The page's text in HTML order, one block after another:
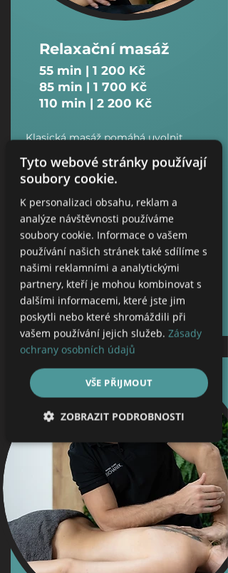
Relaxační masáž
55 min | 1 200 Kč
85 min | 1 700 Kč
110 min | 2 200 Kč
Klasická masáž pomáhá uvolnit
bolesti způsobené například
nevhodnými pracovními návyky nebo
a psychické napětí.
Více informací / Rezervovat
Tyto webové stránky používají
soubory cookie.
K personalizaci obsahu, reklam a
analýze návštěvnosti používáme
soubory cookie. Informace o vašem
používání našich stránek také sdílíme s
našimi reklamními a analytickými
partnery, kteří je mohou kombinovat s
dalšími informacemi, které jste jim
poskytli nebo které shromáždili při
vašem používání jejich služeb. Zásady
ochrany osobních údajů
VŠE PŘIJMOUT
ZOBRAZIT PODROBNOSTI
Nezbytně nutné soubory
Výkonové soubory
Soubory cílení
Funkční soubory
Nezařazené soubory